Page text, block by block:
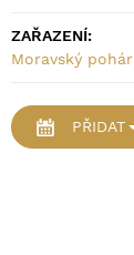
ZAŘAZENÍ:
Moravský pohár
PŘIDAT